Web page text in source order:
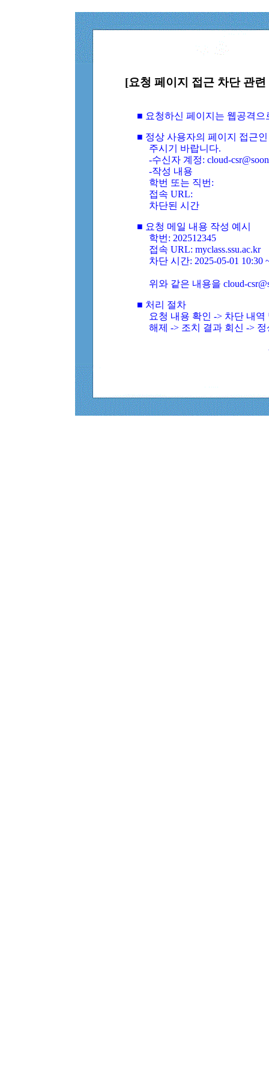
[요청 페이지 접근 차단 관
■ 요청하신 페이지는 웹공격
■ 정상 사용자의 페이지 접근
주시기 바랍니다.
-수신자 계정: cloud-
-작성 내용
학번 또는 직번:
접속 URL:
차단된 시간
■ 요청 메일 내용 작성 예시
학번: 202512345
접속 URL: myclass.ssu.ac.kr
차단 시간: 2025-05-01 10:30
위와 같은 내용을 cloud-
■ 처리 절차
요청 내용 확인 -> 차단 내
해제 -> 조치 결과 회신 ->